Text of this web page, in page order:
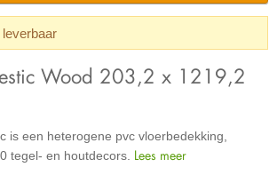
Wood 203,2 x 1219,2
is een heterogene pvc vloerbedekking,
tegel- en houtdecors. Lees meer